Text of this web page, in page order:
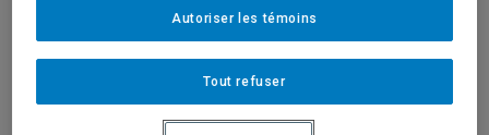
Tout refuser
Autoriser les témoins